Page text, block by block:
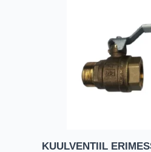
KUULVENTIIL